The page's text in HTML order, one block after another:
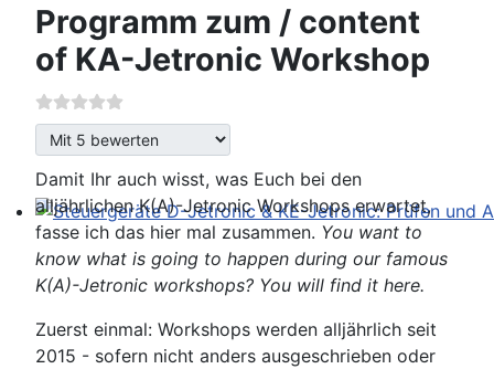
Steuergeräte D-Jetronic & KE-Jetronic: Prüfen und
Programm zum / content
of KA-Jetronic Workshop
Bitte bewerten
Damit Ihr auch wisst, was Euch bei den
alljährlichen K(A)-Jetronic Workshops erwartet,
fasse ich das hier mal zusammen. You want to
know what is going to happen during our famous
K(A)-Jetronic workshops? You will find it here.
Zuerst einmal: Workshops werden alljährlich seit
2015 - sofern nicht anders ausgeschrieben oder